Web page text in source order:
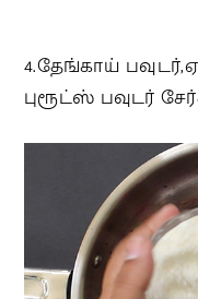
4.தேங்காய்
புரூட்ஸ் பவுடர்